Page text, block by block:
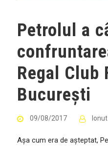
Petrolul a
Regal Club
Bucureşti
09/08/2017
Aşa cum era de aşteptat,